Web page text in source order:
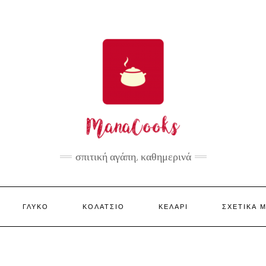
σπιτική αγάπη, καθημερινά
ΓΛΥΚΌ ΚΟΛΑΤΣΙΌ ΚΕΛΆΡΙ ΣΧΕΤΙΚΆ